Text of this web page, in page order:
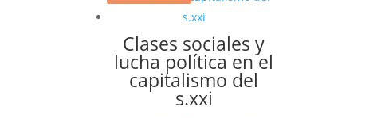
Clases sociales y
lucha política en el
capitalismo del
s.xxi